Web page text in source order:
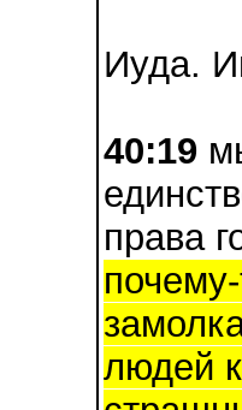
Иуда.
40:19
права
людей